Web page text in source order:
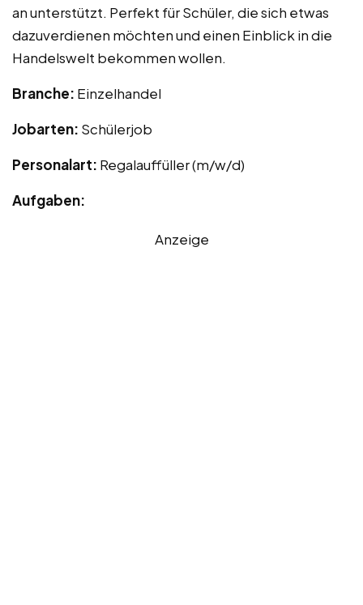
an unterstützt. Perfekt für Schüler, die sich etwas
dazuverdienen möchten und einen Einblick in die
Handelswelt bekommen wollen.
Branche: Einzelhandel
Jobarten: Schülerjob
Personalart: Regalauffüller (m/w/d)
Aufgaben:
Anzeige